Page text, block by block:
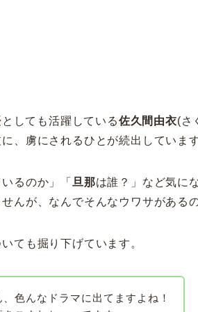
しても活躍している佐久間由衣(さ
、虜にされるひとが続出しています
るのか」「旦那は誰？」など気に
んが、なんでそんなウワサがある
ても掘り下げています。
色んなドラマに出てますよね！